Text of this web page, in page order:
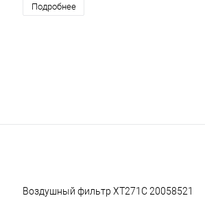
Подробнее
Воздушный фильтр XT271C 20058521